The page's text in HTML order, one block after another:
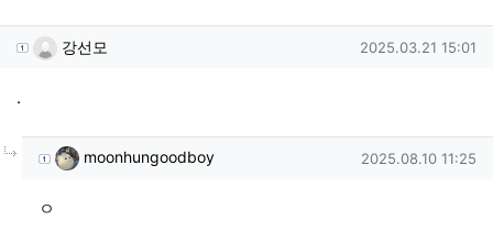
강선모님의 댓글
강선모 작성일
2025.03.21 15:01
.
moonhungoodboy님의댓글의
댓글
moonhungoodboy 작성일
2025.08.10 11:25
ㅇ